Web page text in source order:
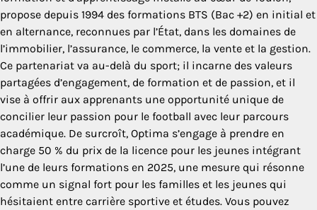
propose depuis 1994 des formations BTS (Bac +2) en initial et
en alternance, reconnues par l’État, dans les domaines de
l’immobilier, l’assurance, le commerce, la vente et la gestion.
Ce partenariat va au-delà du sport; il incarne des valeurs
partagées d’engagement, de formation et de passion, et il
vise à offrir aux apprenants une opportunité unique de
concilier leur passion pour le football avec leur parcours
académique. De surcroît, Optima s’engage à prendre en
charge 50 % du prix de la licence pour les jeunes intégrant
l’une de leurs formations en 2025, une mesure qui résonne
comme un signal fort pour les familles et les jeunes qui
hésitaient entre carrière sportive et études. Vous pouvez